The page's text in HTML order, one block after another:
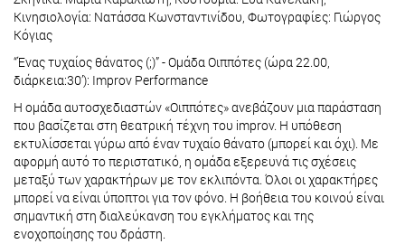
Κινησιολογία: Νατάσσα Κωνσταντινίδου, Φωτογραφίες: Γιώργος
Κόγιας
“Ένας τυχαίος θάνατος (;)” - Ομάδα Οιππότες (ώρα 22.00,
διάρκεια:30’): Improv Performance
Η ομάδα αυτοσχεδιαστών «Οιππότες» ανεβάζουν μια παράσταση
που βασίζεται στη θεατρική τέχνη του improv. Η υπόθεση
εκτυλίσσεται γύρω από έναν τυχαίο θάνατο (μπορεί και όχι). Με
αφορμή αυτό το περιστατικό, η ομάδα εξερευνά τις σχέσεις
μεταξύ των χαρακτήρων με τον εκλιπόντα. Όλοι οι χαρακτήρες
μπορεί να είναι ύποπτοι για τον φόνο. Η βοήθεια του κοινού είναι
σημαντική στη διαλεύκανση του εγκλήματος και της
ενοχοποίησης του δράστη.